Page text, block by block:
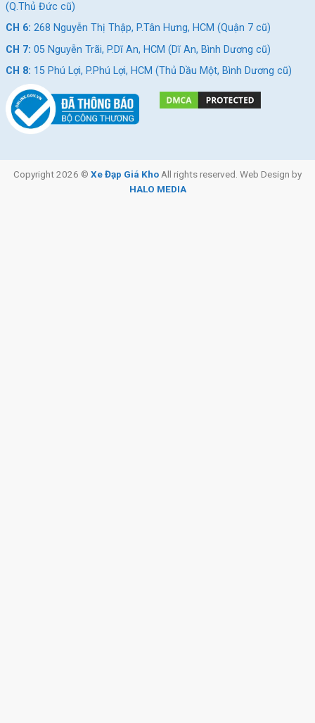
(Q.Thủ Đức cũ)
CH 6: 268 Nguyễn Thị Thập, P.Tân Hưng, HCM (Quận 7 cũ)
CH 7: 05 Nguyễn Trãi, P.Dĩ An, HCM (Dĩ An, Bình Dương cũ)
CH 8: 15 Phú Lợi, P.Phú Lợi, HCM (Thủ Dầu Một, Bình Dương cũ)
Copyright 2026 © Xe Đạp Giá Kho All rights reserved. Web Design by
HALO MEDIA